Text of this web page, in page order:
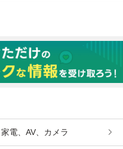
家電、AV、カメラ